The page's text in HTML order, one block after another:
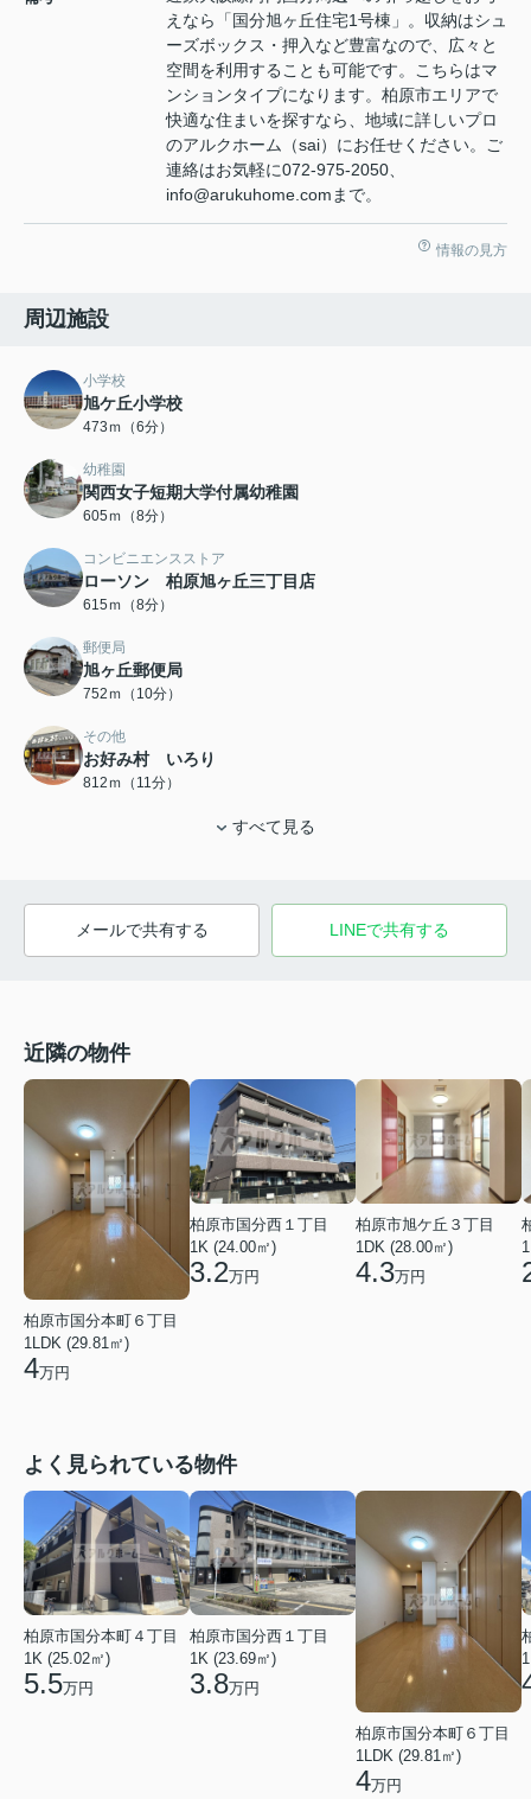
えなら「国分旭ヶ丘住宅1号棟」。収納はシュ
ーズボックス・押入など豊富なので、広々と
空間を利用することも可能です。こちらはマ
ンションタイプになります。柏原市エリアで
快適な住まいを探すなら、地域に詳しいプロ
のアルクホーム（sai）にお任せください。ご
連絡はお気軽に072-975-2050、
info@arukuhome.comまで。
情報の見方
周辺施設
小学校
旭ケ丘小学校
473ｍ（6分）
幼稚園
関西女子短期大学付属幼稚園
605ｍ（8分）
コンビニエンスストア
ローソン 柏原旭ヶ丘三丁目店
615ｍ（8分）
郵便局
旭ヶ丘郵便局
752ｍ（10分）
その他
お好み村 いろり
812ｍ（11分）
すべて見る
メールで共有する LINEで共有する
近隣の物件
柏原市国分本町６丁目
1LDK (29.81㎡)
4万円
柏原市国分西１丁目
1K (24.00㎡)
3.2万円
柏原市旭ケ丘３丁目
1DK (28.00㎡)
4.3万円
よく見られている物件
柏原市国分本町４丁目
1K (25.02㎡)
5.5万円
柏原市国分西１丁目
1K (23.69㎡)
3.8万円
柏原市国分本町６丁目
1LDK (29.81㎡)
4万円